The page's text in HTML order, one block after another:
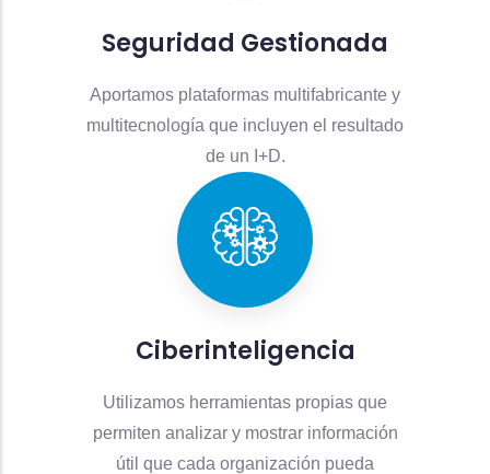
Seguridad Gestionada
Aportamos plataformas multifabricante y
multitecnología que incluyen el resultado
de un I+D.
Ciberinteligencia
Utilizamos herramientas propias que
permiten analizar y mostrar información
útil que cada organización pueda